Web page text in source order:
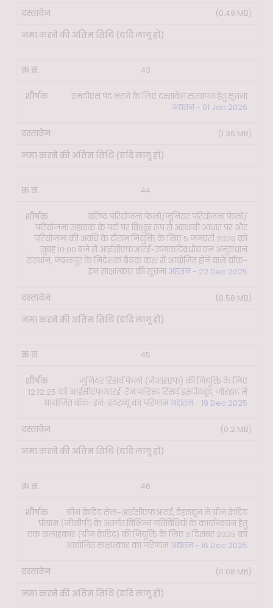
(0.49 MB)
43
एमटीएस पद भरने के लिए दस्तावेज़ सत्यापन हेतु सूचना
अद्यतन - 01 Jan 2026
(1.36 MB)
44
वरिष्ठ परियोजना फेलो/जूनियर परियोजना फेलो/
परियोजना सहायक के पदों पर विशुद्ध रूप से अस्थायी आधार पर और
परियोजना की अवधि के दौरान नियुक्ति के लिए 5 जनवरी 2026 को
सुबह 10:00 बजे से आईसीएफआरई-उष्णकटिबंधीय वन अनुसंधान
संस्थान, जबलपुर के निदेशक बैठक कक्ष में आयोजित होने वाले वॉक-
इन साक्षात्कार की सूचनाअद्यतन - 22 Dec 2025
(0.58 MB)
45
जूनियर रिसर्च फेलो (जेआरएफ) की नियुक्ति के लिए
12.12.25 को आईसीएफआरई-रेन फॉरेस्ट रिसर्च इंस्टीट्यूट, जोरहाट में
आयोजित वॉक-इन-इंटरव्यू का परिणामअद्यतन - 19 Dec 2025
(0.2 MB)
46
ग्रीन क्रेडिट सेल-आईसीएफआरई, देहरादून में ग्रीन क्रेडिट
प्रोग्राम (जीसीपी) के अंतर्गत विभिन्न गतिविधियों के कार्यान्वयन हेतु
एक सलाहकार (ग्रीन क्रेडिट) की नियुक्ति के लिए 3 दिसंबर 2025 को
आयोजित साक्षात्कार का परिणामअद्यतन - 16 Dec 2025
(0.08 MB)